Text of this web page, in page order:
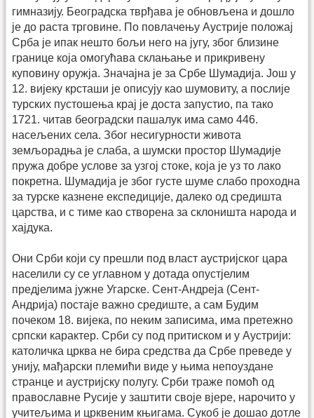
гимназију. Београдска тврђава је обновљена и дошло
је до раста трговине. По повлачењу Аустрије положај
Срба је ипак нешто бољи него на југу, због близине
границе која омогућава склањање и прикривену
куповину оружја. Значајна је за Србе Шумадија. Још у
12. вијеку крсташи је описују као шумовиту, а послије
турских пустошења крај је доста запустио, па тако
1721. читав београдски пашалук има само 446.
насељених села. Због несигурности живота
земљорадња је слаба, а шумски простор Шумадије
пружа добре услове за узгој стоке, која је уз то лако
покретна. Шумадија је због густе шуме слабо проходна
за турске казнене експедиције, далеко од средишта
царства, и с тиме као створена за склоништа народа и
хајдука.
Они Срби који су прешли под власт аустријског цара
населили су се углавном у дотада опустјелим
предјелима јужне Угарске. Сент-Андреја (Сент-
Андрија) постаје важно средиште, а сам Будим
почеком 18. вијека, по неким записима, има претежно
српски карактер. Срби су под притиском и у Аустрији:
католичка црква не бира средства да Србе преведе у
унију, мађарски племићи виде у њима непоуздане
странце и аустријску полугу. Срби траже помоћ од
православне Русије у заштити своје вјере, нарочито у
учитељима и црквеним књигама. Сукоб је дошао дотле